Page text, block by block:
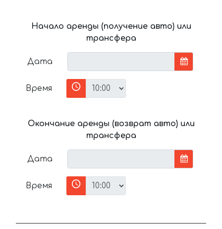
Начало аренды (получение авто) или
трансфера
Дата
Время
Окончание аренды (возврат авто) или
трансфера
Дата
Время